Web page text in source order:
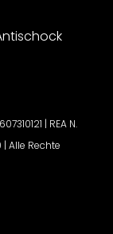
| REA N.
| Alle Rechte